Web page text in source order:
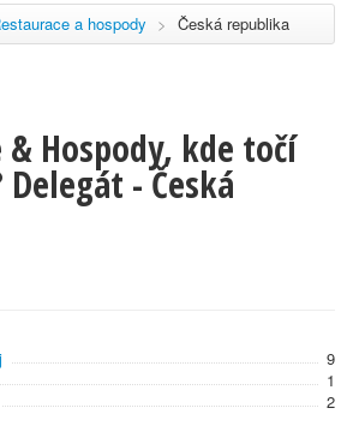
a hospody > Česká republika
& Hospody, kde točí
Delegát - Česká
9
1
2